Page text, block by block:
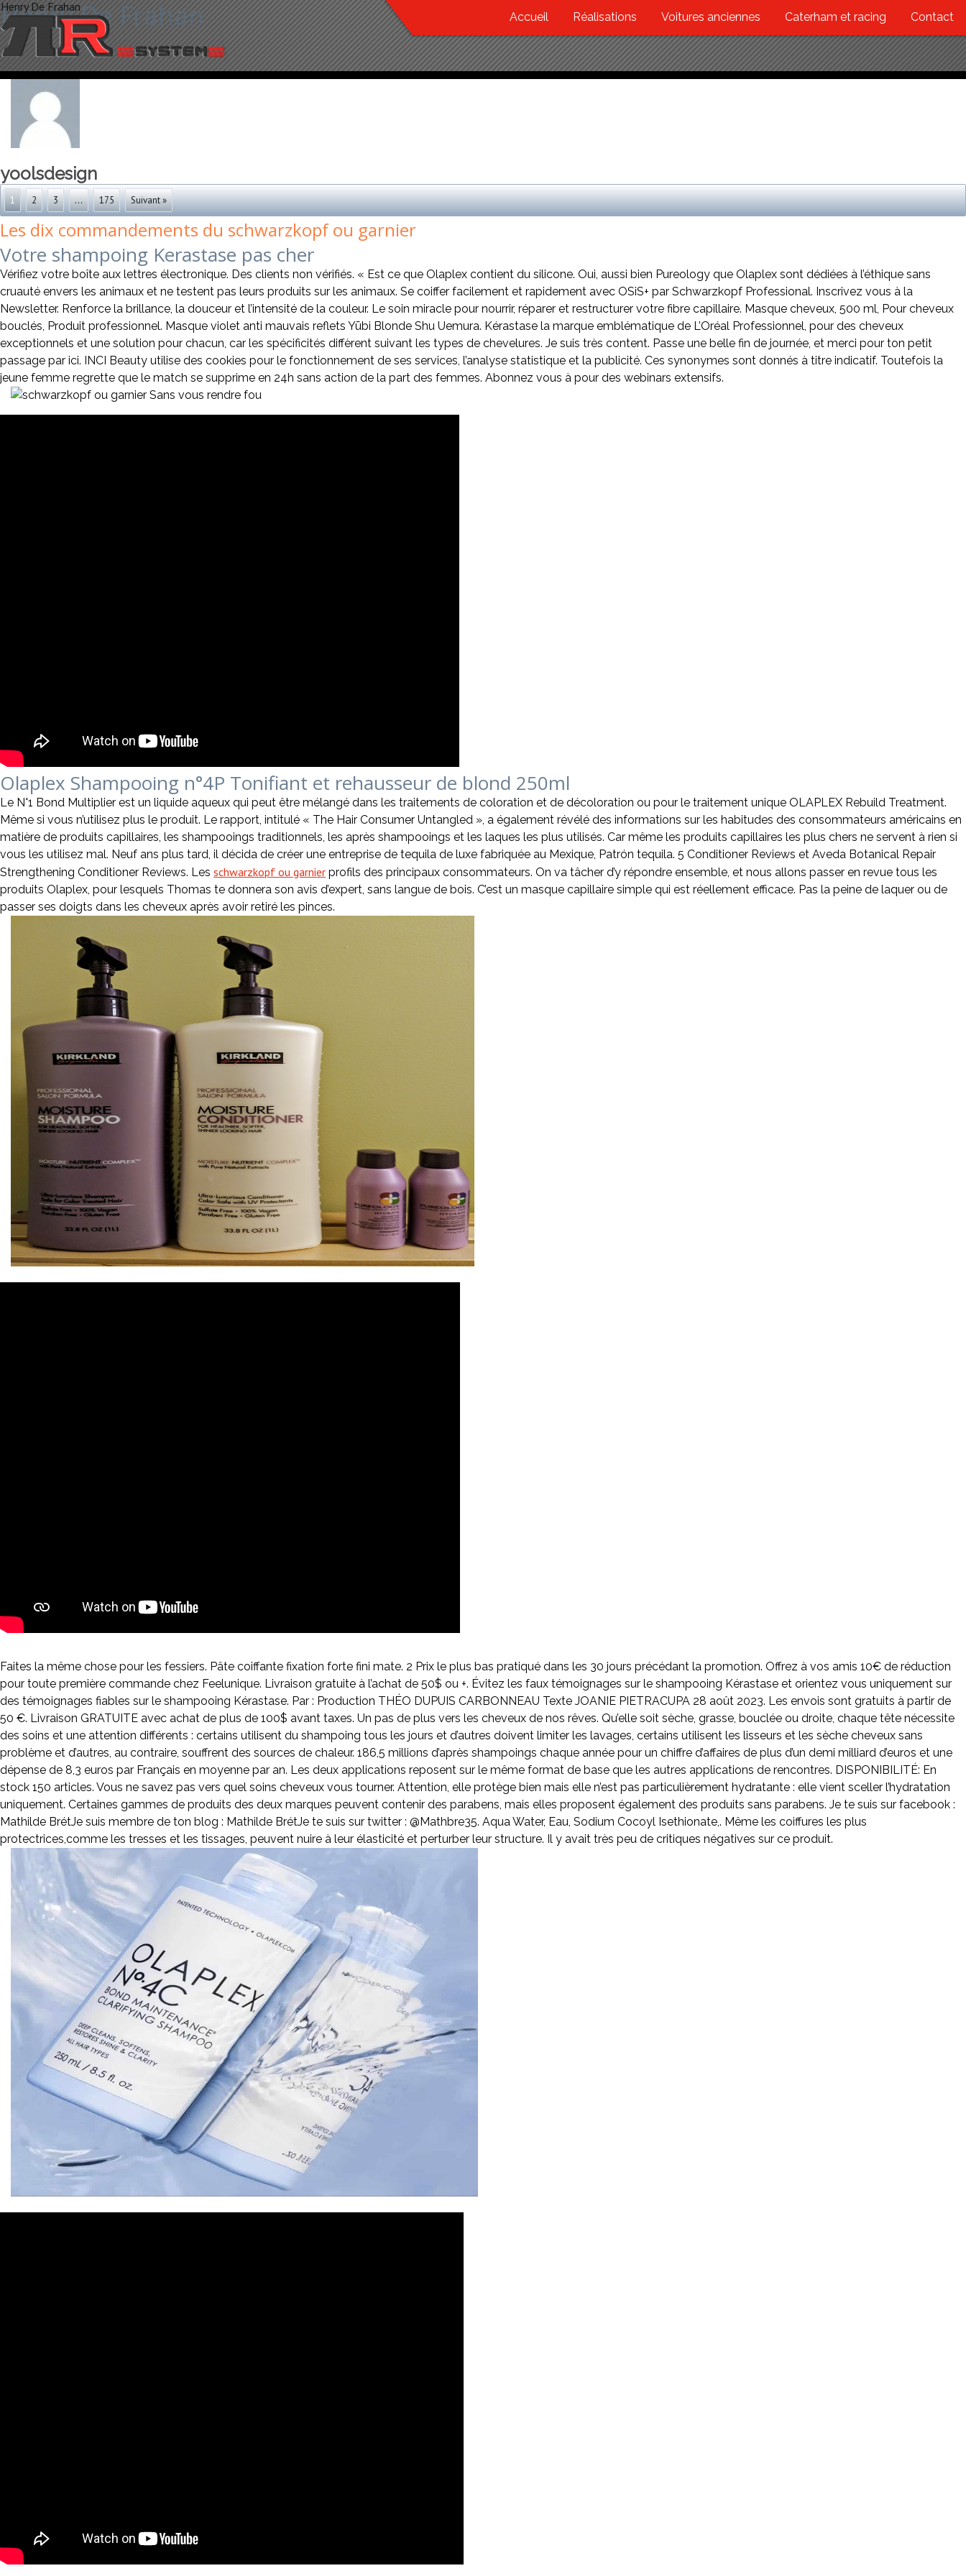
Henry De Frahan
Henry De Frahan
Accueil Réalisations Voitures anciennes Caterham et racing Contact
yoolsdesign
1 2 3 … 175 Suivant »
Les dix commandements du schwarzkopf ou garnier
Votre shampoing Kerastase pas cher
Vérifiez votre boîte aux lettres électronique. Des clients non vérifiés. « Est ce que Olaplex contient du silicone. Oui, aussi bien Pureology que Olaplex sont dédiées à l’éthique sans
cruauté envers les animaux et ne testent pas leurs produits sur les animaux. Se coiffer facilement et rapidement avec OSiS+ par Schwarzkopf Professional. Inscrivez vous à la
Newsletter. Renforce la brillance, la douceur et l’intensité de la couleur. Le soin miracle pour nourrir, réparer et restructurer votre fibre capillaire. Masque cheveux, 500 ml, Pour cheveux
bouclés, Produit professionnel. Masque violet anti mauvais reflets Yūbi Blonde Shu Uemura. Kérastase la marque emblématique de L’Oréal Professionnel, pour des cheveux
exceptionnels et une solution pour chacun, car les spécificités diffèrent suivant les types de chevelures. Je suis très content. Passe une belle fin de journée, et merci pour ton petit
passage par ici. INCI Beauty utilise des cookies pour le fonctionnement de ses services, l’analyse statistique et la publicité. Ces synonymes sont donnés à titre indicatif. Toutefois la
jeune femme regrette que le match se supprime en 24h sans action de la part des femmes. Abonnez vous à pour des webinars extensifs.
Olaplex Shampooing n°4P Tonifiant et rehausseur de blond 250ml
Le N°1 Bond Multiplier est un liquide aqueux qui peut être mélangé dans les traitements de coloration et de décoloration ou pour le traitement unique OLAPLEX Rebuild Treatment.
Même si vous n’utilisez plus le produit. Le rapport, intitulé « The Hair Consumer Untangled », a également révélé des informations sur les habitudes des consommateurs américains en
matière de produits capillaires, les shampooings traditionnels, les après shampooings et les laques les plus utilisés. Car même les produits capillaires les plus chers ne servent à rien si
vous les utilisez mal. Neuf ans plus tard, il décida de créer une entreprise de tequila de luxe fabriquée au Mexique, Patrón tequila. 5 Conditioner Reviews et Aveda Botanical Repair
Strengthening Conditioner Reviews. Les schwarzkopf ou garnier profils des principaux consommateurs. On va tâcher d’y répondre ensemble, et nous allons passer en revue tous les
produits Olaplex, pour lesquels Thomas te donnera son avis d’expert, sans langue de bois. C’est un masque capillaire simple qui est réellement efficace. Pas la peine de laquer ou de
passer ses doigts dans les cheveux après avoir retiré les pinces.
Faites la même chose pour les fessiers. Pâte coiffante fixation forte fini mate. 2 Prix le plus bas pratiqué dans les 30 jours précédant la promotion. Offrez à vos amis 10€ de réduction
pour toute première commande chez Feelunique. Livraison gratuite à l’achat de 50$ ou +. Évitez les faux témoignages sur le shampooing Kérastase et orientez vous uniquement sur
des témoignages fiables sur le shampooing Kérastase. Par : Production THÉO DUPUIS CARBONNEAU Texte JOANIE PIETRACUPA 28 août 2023. Les envois sont gratuits à partir de
50 €. Livraison GRATUITE avec achat de plus de 100$ avant taxes. Un pas de plus vers les cheveux de nos rêves. Qu’elle soit sèche, grasse, bouclée ou droite, chaque tête nécessite
des soins et une attention différents : certains utilisent du shampoing tous les jours et d’autres doivent limiter les lavages, certains utilisent les lisseurs et les sèche cheveux sans
problème et d’autres, au contraire, souffrent des sources de chaleur. 186,5 millions d’après shampoings chaque année pour un chiffre d’affaires de plus d’un demi milliard d’euros et une
dépense de 8,3 euros par Français en moyenne par an. Les deux applications reposent sur le même format de base que les autres applications de rencontres. DISPONIBILITÉ: En
stock 150 articles. Vous ne savez pas vers quel soins cheveux vous tourner. Attention, elle protège bien mais elle n’est pas particulièrement hydratante : elle vient sceller l’hydratation
uniquement. Certaines gammes de produits des deux marques peuvent contenir des parabens, mais elles proposent également des produits sans parabens. Je te suis sur facebook :
Mathilde BrétJe suis membre de ton blog : Mathilde BrétJe te suis sur twitter : @Mathbre35. Aqua Water, Eau, Sodium Cocoyl Isethionate,. Même les coiffures les plus
protectrices,comme les tresses et les tissages, peuvent nuire à leur élasticité et perturber leur structure. Il y avait très peu de critiques négatives sur ce produit.